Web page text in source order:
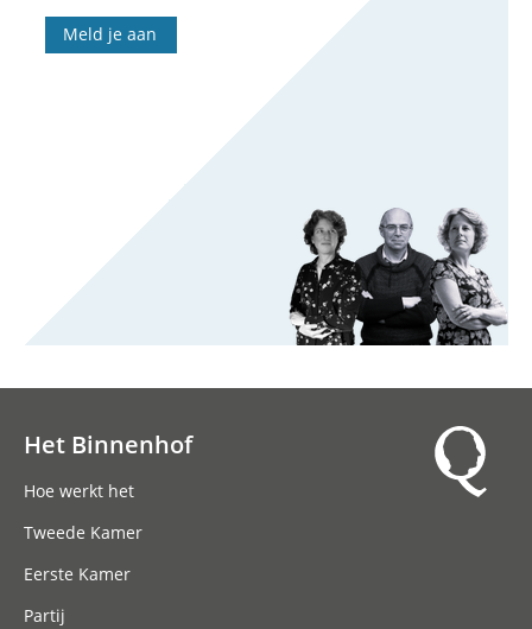
Meld je aan
Het Binnenhof
Hoe werkt het
Tweede Kamer
Eerste Kamer
Partij